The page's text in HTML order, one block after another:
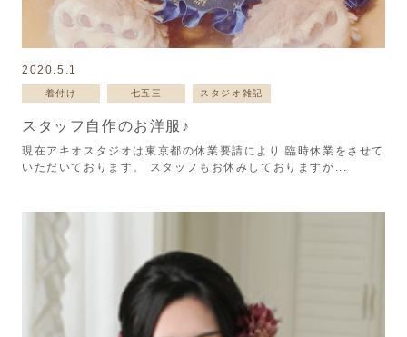
2020.5.1
着付け 七五三 スタジオ雑記
スタッフ自作のお洋服♪
現在アキオスタジオは東京都の休業要請により 臨時休業をさせて
いただいております。 スタッフもお休みしておりますが...